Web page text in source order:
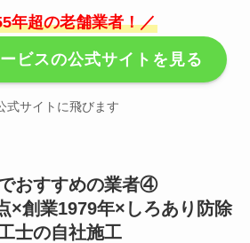
年超の老舗業者！／
ビスの公式サイトを見る
式サイトに飛びます
おすすめの業者④
×創業1979年×しろあり防除
士の自社施工